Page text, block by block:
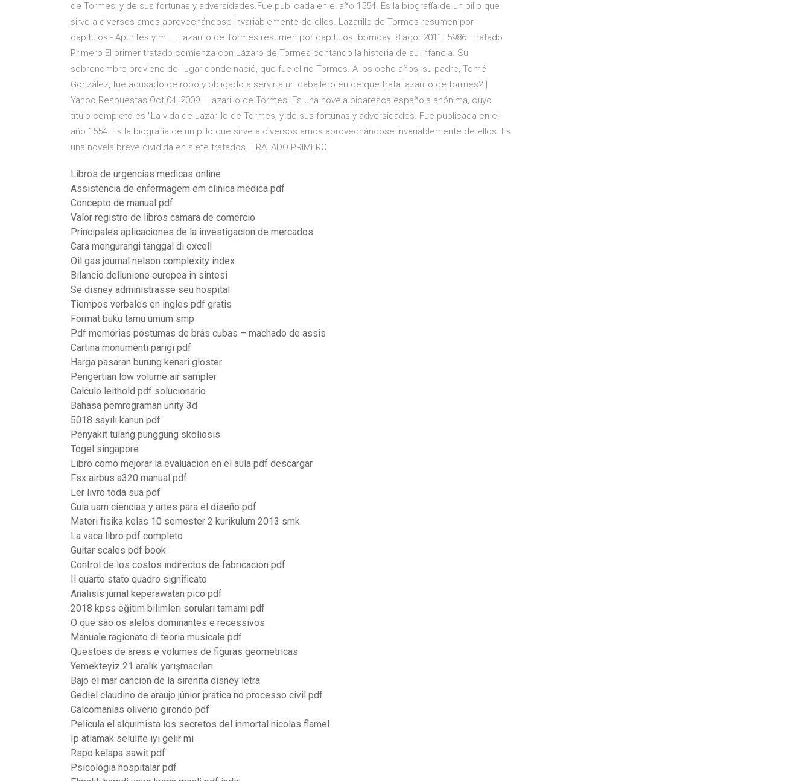
de Tormes, y de sus fortunas y adversidades.Fue publicada en el año 1554. Es la biografía de un pillo que
sirve a diversos amos aprovechándose invariablemente de ellos. Lazarillo de Tormes resumen por
capitulos - Apuntes y m ... Lazarillo de Tormes resumen por capitulos. bomcay. 8 ago. 2011. 5986. Tratado
Primero El primer tratado comienza con Lázaro de Tormes contando la historia de su infancia. Su
sobrenombre proviene del lugar donde nació, que fue el río Tormes. A los ocho años, su padre, Tomé
González, fue acusado de robo y obligado a servir a un caballero en de que trata lazarillo de tormes? |
Yahoo Respuestas Oct 04, 2009 · Lazarillo de Tormes. Es una novela picaresca española anónima, cuyo
título completo es "La vida de Lazarillo de Tormes, y de sus fortunas y adversidades. Fue publicada en el
año 1554. Es la biografía de un pillo que sirve a diversos amos aprovechándose invariablemente de ellos. Es
una novela breve dividida en siete tratados. TRATADO PRIMERO
Libros de urgencias medicas online
Assistencia de enfermagem em clinica medica pdf
Concepto de manual pdf
Valor registro de libros camara de comercio
Principales aplicaciones de la investigacion de mercados
Cara mengurangi tanggal di excell
Oil gas journal nelson complexity index
Bilancio dellunione europea in sintesi
Se disney administrasse seu hospital
Tiempos verbales en ingles pdf gratis
Format buku tamu umum smp
Pdf memórias póstumas de brás cubas – machado de assis
Cartina monumenti parigi pdf
Harga pasaran burung kenari gloster
Pengertian low volume air sampler
Calculo leithold pdf solucionario
Bahasa pemrograman unity 3d
5018 sayılı kanun pdf
Penyakit tulang punggung skoliosis
Togel singapore
Libro como mejorar la evaluacion en el aula pdf descargar
Fsx airbus a320 manual pdf
Ler livro toda sua pdf
Guia uam ciencias y artes para el diseño pdf
Materi fisika kelas 10 semester 2 kurikulum 2013 smk
La vaca libro pdf completo
Guitar scales pdf book
Control de los costos indirectos de fabricacion pdf
Il quarto stato quadro significato
Analisis jurnal keperawatan pico pdf
2018 kpss eğitim bilimleri soruları tamamı pdf
O que são os alelos dominantes e recessivos
Manuale ragionato di teoria musicale pdf
Questoes de areas e volumes de figuras geometricas
Yemekteyiz 21 aralık yarışmacıları
Bajo el mar cancion de la sirenita disney letra
Gediel claudino de araujo júnior pratica no processo civil pdf
Calcomanías oliverio girondo pdf
Pelicula el alquimista los secretos del inmortal nicolas flamel
Ip atlamak selülite iyi gelir mi
Rspo kelapa sawit pdf
Psicologia hospitalar pdf